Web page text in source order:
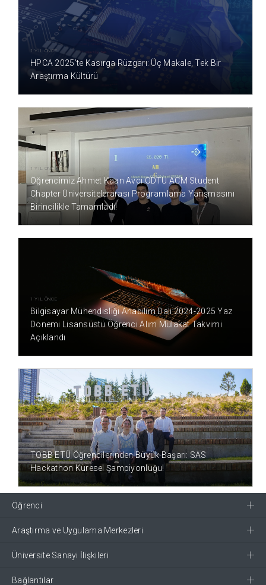
1 YIL ÖNCE
HPCA 2025’te Kasırga Rüzgarı: Üç Makale, Tek Bir
Araştırma Kültürü
1 YIL ÖNCE
Öğrencimiz Ahmet Kaan Avcı ODTÜ ACM Student
Chapter Üniversitelerarası Programlama Yarışmasını
Birincilikle Tamamladı!
1 YIL ÖNCE
Bilgisayar Mühendisliği Anabilim Dalı 2024-2025 Yaz
Dönemi Lisansüstü Öğrenci Alım Mülakat Takvimi
Açıklandı
1 YIL ÖNCE
TOBB ETÜ Öğrencilerinden Büyük Başarı: SAS
Hackathon Küresel Şampiyonluğu!
Öğrenci
Araştırma ve Uygulama Merkezleri
Üniversite Sanayi İlişkileri
Bağlantılar